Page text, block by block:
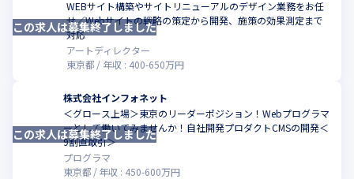
WEBサイト構築やサイトリニューアルのデザイン業務をお任
せ／Webサイトの戦略の策定から開発、施策の効果測定まで
対応
アートディレクター
東京都
年収 : 400-650万円
この求人は募集終了しました
株式会社インフォネット
＜グロース上場＞東京のリーダーポジション！Webプログラマ
ーとして働いてみませんか！自社開発プロダクトCMSの開発＜
9割直取引＞
プログラマ
東京都
年収 : 450-600万円
この求人は募集終了しました